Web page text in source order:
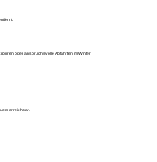
oder anspruchsvolle Abfahrten im Winter.
erreichbar.